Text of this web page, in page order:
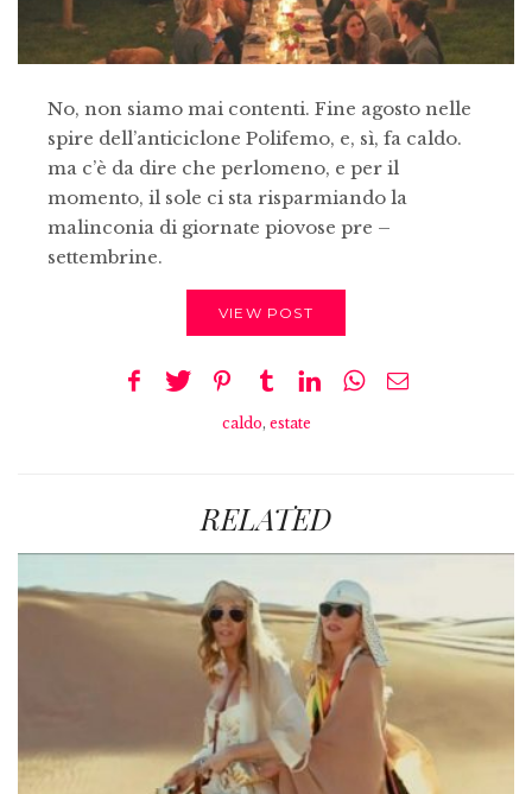
No, non siamo mai contenti. Fine agosto nelle
spire dell’anticiclone Polifemo, e, sì, fa caldo.
ma c’è da dire che perlomeno, e per il
momento, il sole ci sta risparmiando la
malinconia di giornate piovose pre –
settembrine.
VIEW POST
caldo, estate
RELATED